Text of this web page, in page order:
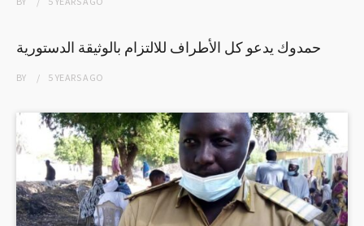
حمدوك يدعو كل الأطراف للالتزام بالوثيقة الدستورية
BY 5 YEARSAGO